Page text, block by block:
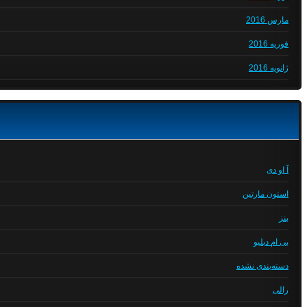
مارس 2016
فوریه 2016
ژانویه 2016
آ او دی
استون مارتین
بنز
بی ام دبلیو
دسته‌بندی نشده
رالی